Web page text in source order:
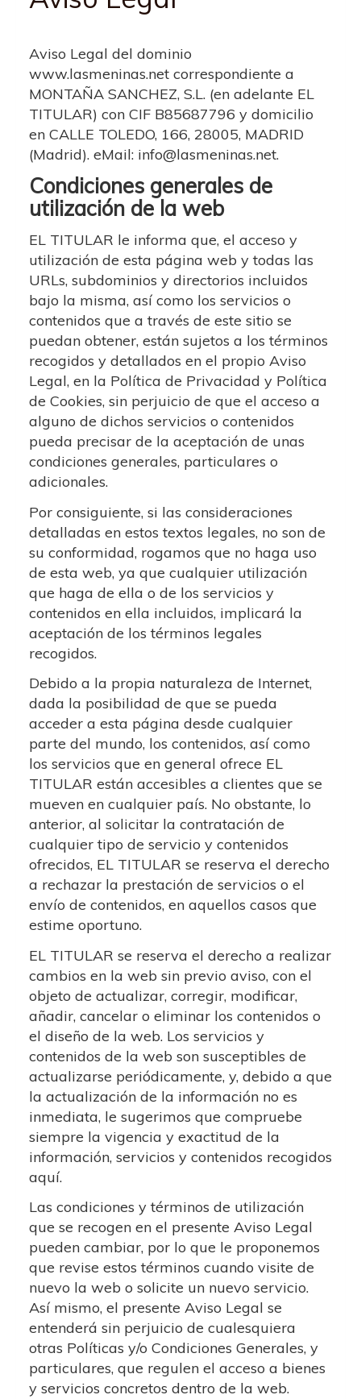
Aviso Legal del dominio
www.lasmeninas.net correspondiente a
MONTAÑA SANCHEZ, S.L. (en adelante EL
TITULAR) con CIF B85687796 y domicilio
en CALLE TOLEDO, 166, 28005, MADRID
(Madrid). eMail: info@lasmeninas.net.
Condiciones generales de
utilización de la web
EL TITULAR le informa que, el acceso y
utilización de esta página web y todas las
URLs, subdominios y directorios incluidos
bajo la misma, así como los servicios o
contenidos que a través de este sitio se
puedan obtener, están sujetos a los términos
recogidos y detallados en el propio Aviso
Legal, en la Política de Privacidad y Política
de Cookies, sin perjuicio de que el acceso a
alguno de dichos servicios o contenidos
pueda precisar de la aceptación de unas
condiciones generales, particulares o
adicionales.
Por consiguiente, si las consideraciones
detalladas en estos textos legales, no son de
su conformidad, rogamos que no haga uso
de esta web, ya que cualquier utilización
que haga de ella o de los servicios y
contenidos en ella incluidos, implicará la
aceptación de los términos legales
recogidos.
Debido a la propia naturaleza de Internet,
dada la posibilidad de que se pueda
acceder a esta página desde cualquier
parte del mundo, los contenidos, así como
los servicios que en general ofrece EL
TITULAR están accesibles a clientes que se
mueven en cualquier país. No obstante, lo
anterior, al solicitar la contratación de
cualquier tipo de servicio y contenidos
ofrecidos, EL TITULAR se reserva el derecho
a rechazar la prestación de servicios o el
envío de contenidos, en aquellos casos que
estime oportuno.
EL TITULAR se reserva el derecho a realizar
cambios en la web sin previo aviso, con el
objeto de actualizar, corregir, modificar,
añadir, cancelar o eliminar los contenidos o
el diseño de la web. Los servicios y
contenidos de la web son susceptibles de
actualizarse periódicamente, y, debido a que
la actualización de la información no es
inmediata, le sugerimos que compruebe
siempre la vigencia y exactitud de la
información, servicios y contenidos recogidos
aquí.
Las condiciones y términos de utilización
que se recogen en el presente Aviso Legal
pueden cambiar, por lo que le proponemos
que revise estos términos cuando visite de
nuevo la web o solicite un nuevo servicio.
Así mismo, el presente Aviso Legal se
entenderá sin perjuicio de cualesquiera
otras Políticas y/o Condiciones Generales, y
particulares, que regulen el acceso a bienes
y servicios concretos dentro de la web.